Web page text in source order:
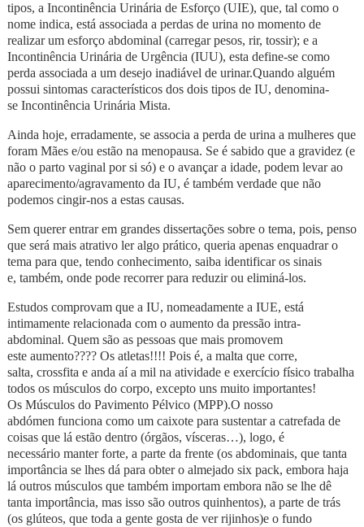
tipos, a Incontinência Urinária de Esforço (UIE), que, tal como o
nome indica, está associada a perdas de urina no momento de
realizar um esforço abdominal (carregar pesos, rir, tossir); e a
Incontinência Urinária de Urgência (IUU), esta define-se como
perda associada a um desejo inadiável de urinar.Quando alguém
possui sintomas característicos dos dois tipos de IU, denomina-
se Incontinência Urinária Mista.
Ainda hoje, erradamente, se associa a perda de urina a mulheres que
foram Mães e/ou estão na menopausa. Se é sabido que a gravidez (e
não o parto vaginal por si só) e o avançar a idade, podem levar ao
aparecimento/agravamento da IU, é também verdade que não
podemos cingir-nos a estas causas.
Sem querer entrar em grandes dissertações sobre o tema, pois, penso
que será mais atrativo ler algo prático, queria apenas enquadrar o
tema para que, tendo conhecimento, saiba identificar os sinais
e, também, onde pode recorrer para reduzir ou eliminá-los.
Estudos comprovam que a IU, nomeadamente a IUE, está
intimamente relacionada com o aumento da pressão intra-
abdominal. Quem são as pessoas que mais promovem
este aumento???? Os atletas!!!! Pois é, a malta que corre,
salta, crossfita e anda aí a mil na atividade e exercício físico trabalha
todos os músculos do corpo, excepto uns muito importantes!
OsMúsculos do PavimentoPélvico (MPP).O nosso
abdómen funciona como um caixote para sustentar a catrefada de
coisas que lá estão dentro (órgãos, vísceras…), logo, é
necessário manter forte, a parte da frente (os abdominais, que tanta
importância se lhes dá para obter o almejado six pack, embora haja
lá outros músculos que também importam embora não se lhe dê
tanta importância, mas isso são outros quinhentos), a parte de trás
(os glúteos, que toda a gente gosta de ver rijinhos)e o fundo